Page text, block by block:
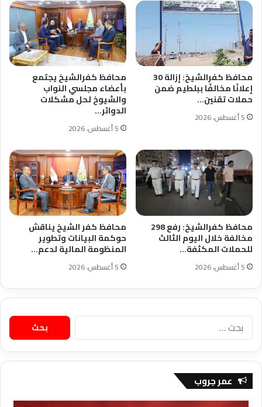
محافظ كفرالشيخ: إزالة 30
إعلانًا مخالفًا ببلطيم ضمن
حملات تقنين…
5 أغسطس، 2026
محافظ كفرالشيخ يجتمع
بأعضاء مجلسي النواب
والشيوخ لحل مشكلات
الدوائر…
5 أغسطس، 2026
محافظ كفرالشيخ: رفع 298
مخالفة خلال اليوم الثالث
للحملات المكثفة…
5 أغسطس، 2026
محافظ كفر الشيخ يناقش
حوكمة البيانات وتطوير
المنظومة المالية لدعم…
5 أغسطس، 2026
البحث
عن:
عمر جروب